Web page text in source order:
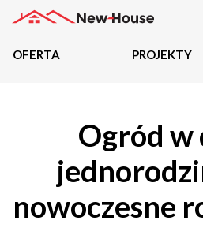
Kredyty
OFERTA PROJEKTY
Ogród w
nowoczesne